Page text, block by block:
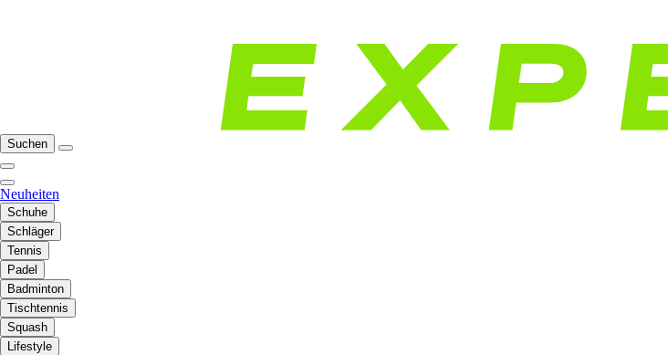
Suchen
Neuheiten
Schuhe
Schläger
Tennis
Padel
Badminton
Tischtennis
Squash
Lifestyle